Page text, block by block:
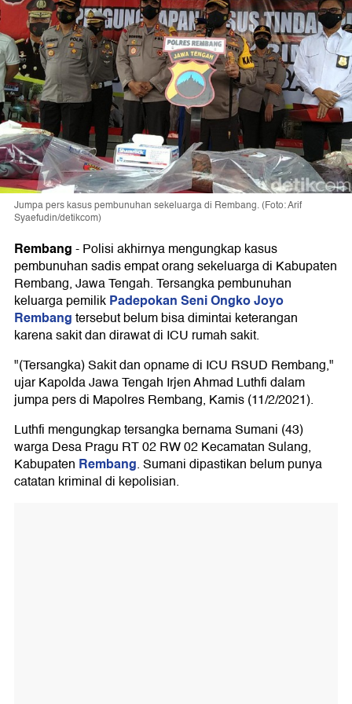
Jumpa pers kasus pembunuhan sekeluarga di Rembang. (Foto: Arif
Syaefudin/detikcom)
Rembang-Polisi akhirnya mengungkap kasus
pembunuhan sadis empat orang sekeluarga di Kabupaten
Rembang, Jawa Tengah. Tersangka pembunuhan
keluarga pemilikPadepokan Seni Ongko Joyo
Rembangtersebut belum bisa dimintai keterangan
karena sakit dan dirawat di ICU rumah sakit.
"(Tersangka) Sakit dan opname di ICU RSUD Rembang,"
ujar Kapolda Jawa Tengah Irjen Ahmad Luthfi dalam
jumpa pers di Mapolres Rembang, Kamis (11/2/2021).
Luthfi mengungkap tersangka bernama Sumani (43)
warga Desa Pragu RT 02 RW 02 Kecamatan Sulang,
Kabupaten Rembang. Sumani dipastikan belum punya
catatan kriminal di kepolisian.